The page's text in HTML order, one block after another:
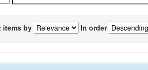
items by In order